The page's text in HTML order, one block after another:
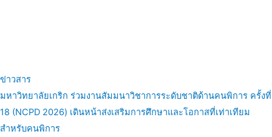
ข่าวสาร
มหาวิทยาลัยเกริก ร่วมงานสัมมนาวิชาการระดับชาติด้านคนพิการ ครั้งที่
18 (NCPD 2026) เดินหน้าส่งเสริมการศึกษาและโอกาสที่เท่าเทียม
สำหรับคนพิการ